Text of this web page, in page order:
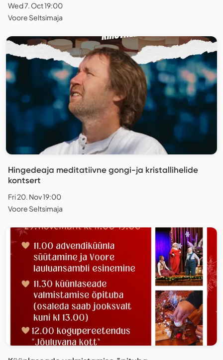
Wed 7. Oct 19:00
Voore Seltsimaja
Hingedeaja meditatiivne gongi-ja kristallihelide
kontsert
Fri 20. Nov 19:00
Voore Seltsimaja